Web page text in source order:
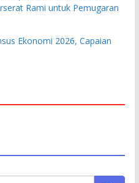
Rami untuk Pemugaran
Ekonomi 2026, Capaian